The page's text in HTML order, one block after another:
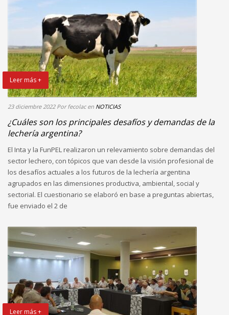
Leer más +
23 diciembre 2022 Por fecolac en NOTICIAS
¿Cuáles son los principales desafíos y demandas de la
lechería argentina?
El Inta y la FunPEL realizaron un relevamiento sobre demandas del
sector lechero, con tópicos que van desde la visión profesional de
los desafíos actuales a los futuros de la lechería argentina
agrupados en las dimensiones productiva, ambiental, social y
sectorial. El cuestionario se elaboró en base a preguntas abiertas,
fue enviado el 2 de
Leer más +